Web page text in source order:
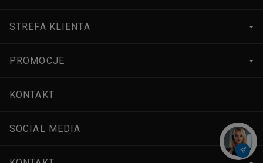
STREFA KLIENTA
PROMOCJE
KONTAKT
SOCIAL MEDIA